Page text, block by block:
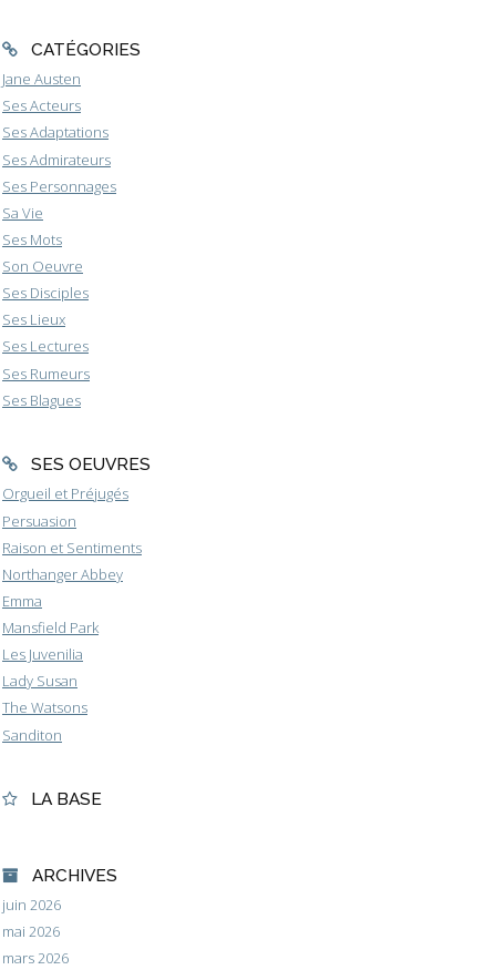
CATÉGORIES
Jane Austen
Ses Acteurs
Ses Adaptations
Ses Admirateurs
Ses Personnages
Sa Vie
Ses Mots
Son Oeuvre
Ses Disciples
Ses Lieux
Ses Lectures
Ses Rumeurs
Ses Blagues
SES OEUVRES
Orgueil et Préjugés
Persuasion
Raison et Sentiments
Northanger Abbey
Emma
Mansfield Park
Les Juvenilia
Lady Susan
The Watsons
Sanditon
LA BASE
ARCHIVES
juin 2026
mai 2026
mars 2026